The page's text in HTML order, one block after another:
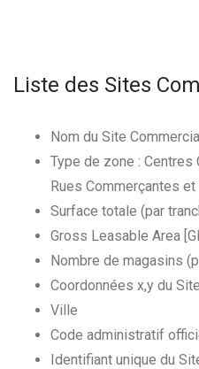
Liste des Sites
Nom du Site
Type de zone : Centres
Rues Commerçantes
Surface totale (par
Gross Leasable Area
Nombre de magasins
Coordonnées x,y du
Ville
Code administratif
Identifiant unique du